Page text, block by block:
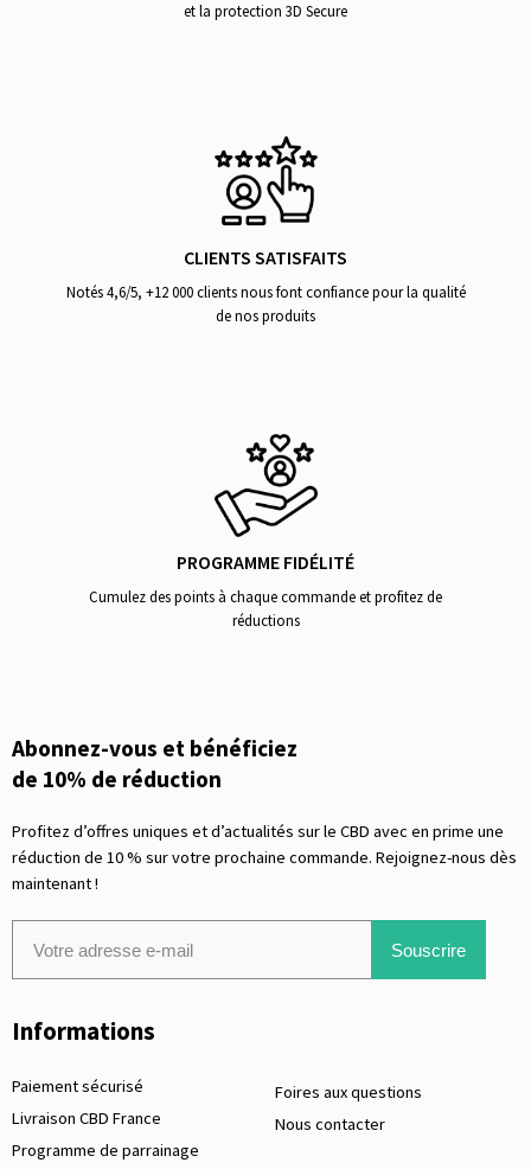
et la protection 3D Secure
CLIENTS SATISFAITS
Notés 4,6/5, +12 000 clients nous font confiance pour la qualité
de nos produits
PROGRAMME FIDÉLITÉ
Cumulez des points à chaque commande et profitez de
réductions
Abonnez-vous et bénéficiez
de 10% de réduction
Profitez d’offres uniques et d’actualités sur le CBD avec en prime une
réduction de 10 % sur votre prochaine commande. Rejoignez-nous dès
maintenant !
Souscrire
Informations
Paiement sécurisé
Livraison CBD France
Programme de parrainage
Foires aux questions
Nous contacter